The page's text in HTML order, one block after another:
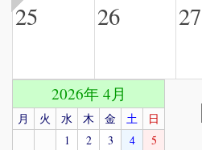
25 26 27
2026年 4月
月 火 水 木 金 土
日
1
2 3 4
5